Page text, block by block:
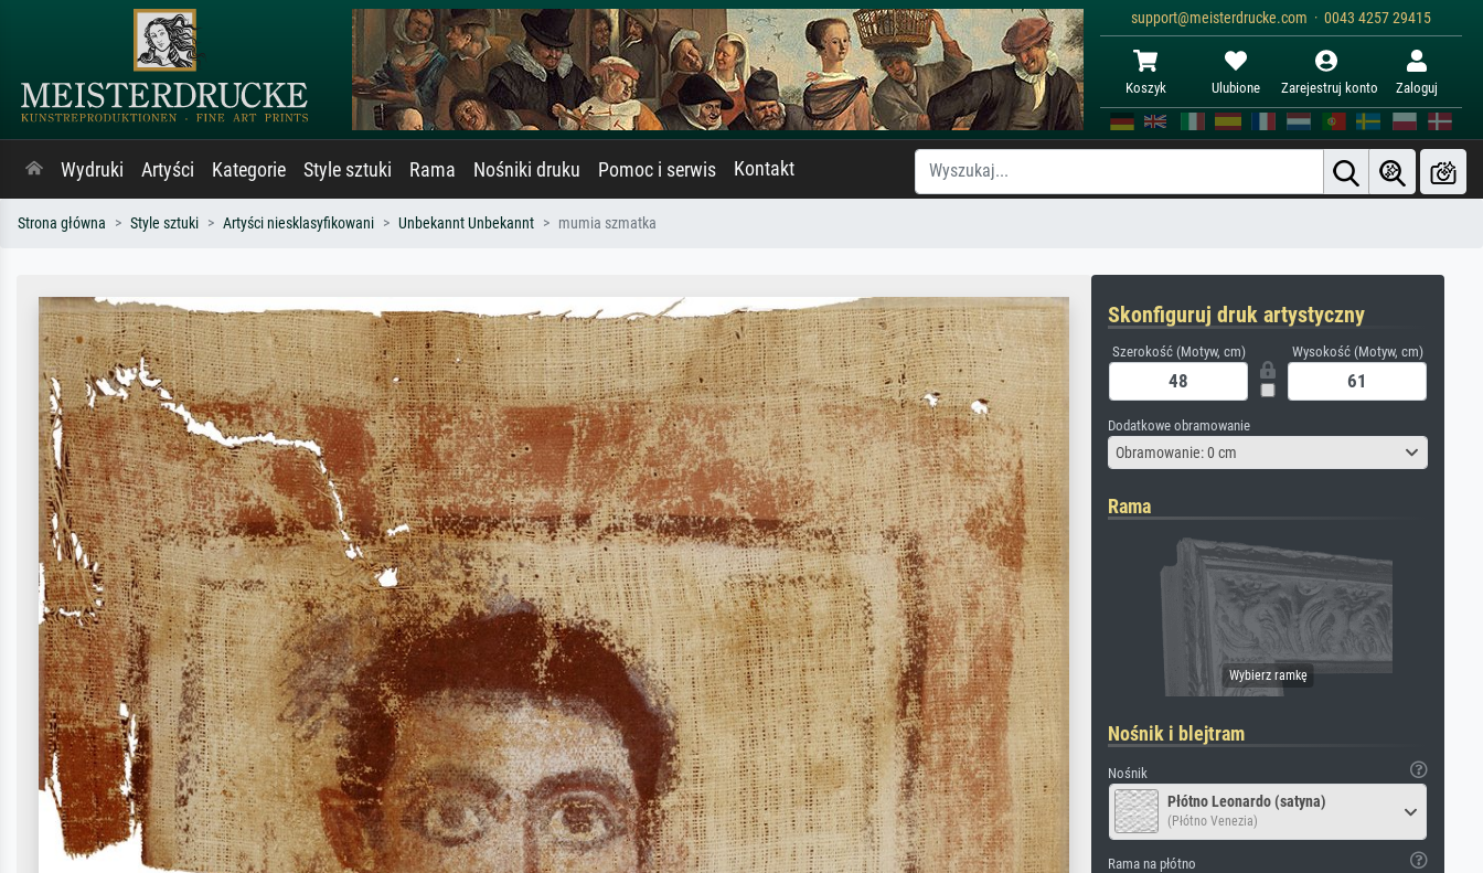
support@meisterdrucke.com · 0043 4257 29415
Koszyk Ulubione Zarejestruj konto Zaloguj
Wydruki Artyści Kategorie Style sztuki Rama Nośniki druku Pomoc i serwis Kontakt
Strona główna Style sztuki Artyści niesklasyfikowani Unbekannt Unbekannt mumia szmatka
Skonfiguruj druk artystyczny
Szerokość (Motyw, cm) Wysokość (Motyw, cm)
Dodatkowe obramowanie
Obramowanie: 0 cm
Rama
Nośnik i blejtram
Nośnik
Płótno Leonardo (satyna)
(Płótno Venezia)
Rama na płótno